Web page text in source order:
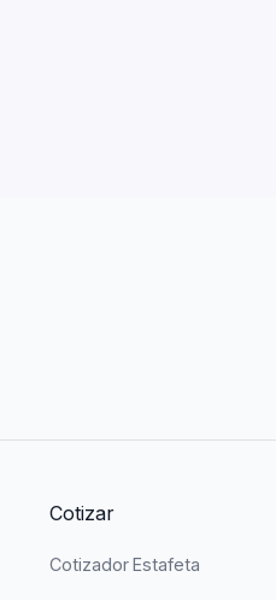
Cotizar
Cotizador Estafeta